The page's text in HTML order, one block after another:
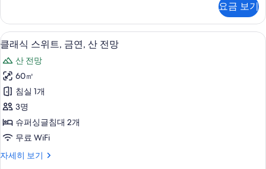
전
망
사
진
모
두
보
기
스
위
트,
연,
산
전
망
자
세
히
보
요금 보기
클
래
식
스
위
트,
금
산
클래식 스위트, 금연, 산 전망 | 고급
5
클래식 스위트, 금연, 산 전망
산 전망
60㎡
침실 1개
3명
슈퍼싱글침대 2개
무료 WiFi
자세히 보기
클